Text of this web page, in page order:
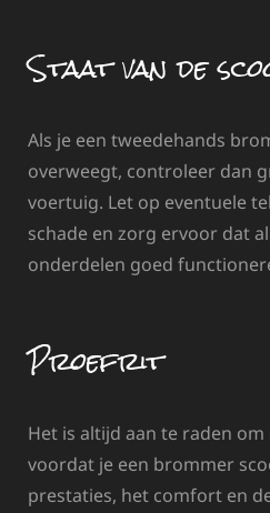
Staat van de
Als je een tweedehands
overweegt, controleer dan
voertuig. Let op eventuele
schade en zorg ervoor dat
onderdelen goed
Proefrit
Het is altijd aan te raden
voordat je een brommer
prestaties, het comfort en